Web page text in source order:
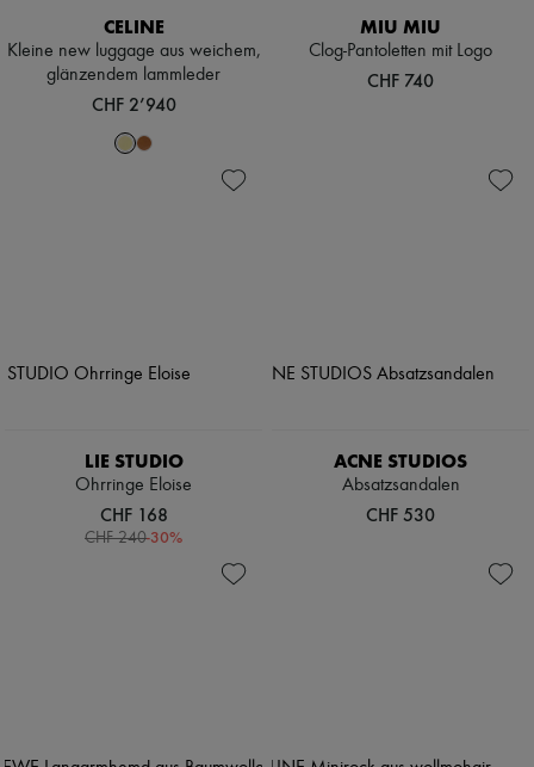
CELINE
Kleine new luggage aus weichem,
glänzendem lammleder
CHF 2’940
MIU MIU
Clog-Pantoletten mit Logo
CHF 740
LIE STUDIO
Ohrringe Eloise
CHF 168
CHF 240-30%
ACNE STUDIOS
Absatzsandalen
CHF 530